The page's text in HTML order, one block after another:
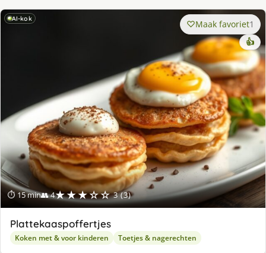
AI-kok
⏱ 15 min👥 4★★★☆☆ 3 (3)
Maak favoriet1
👍
Plattekaaspoffertjes
Koken met & voor kinderen Toetjes & nagerechten